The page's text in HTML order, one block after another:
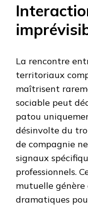
La rencontre
territoriaux
maîtrisent
sociable peut
patou
désinvolte du
de compagnie
signaux
professionnels.
mutuelle
dramatiques